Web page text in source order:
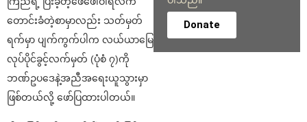
တောင်းခံတဲ့စာမှာလည်း သတ်မှတ်
ရက်မှာ ပျက်ကွက်ပါက လယ်ယာမြေ
လုပ်ပိုင်ခွင့်လက်မှတ် (ပုံစံ ၇)ကို
ဘဏ်ဥပဒေနဲ့အညီအရေးယူသွားမှာ
ဖြစ်တယ်လို့ ဖော်ပြထားပါတယ်။
Donate